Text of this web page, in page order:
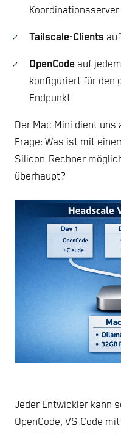
Koordinationsserver
Tailscale-Clients
OpenCode auf
konfiguriert für den
Endpunkt
Der Mac Mini dient
Frage: Was ist mit
Silicon-Rechner
überhaupt?
Jeder Entwickler kann
OpenCode, VS Code